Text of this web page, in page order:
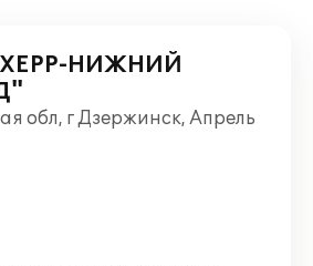
НИЖНИЙ
обл, г Дзержинск, Апрель